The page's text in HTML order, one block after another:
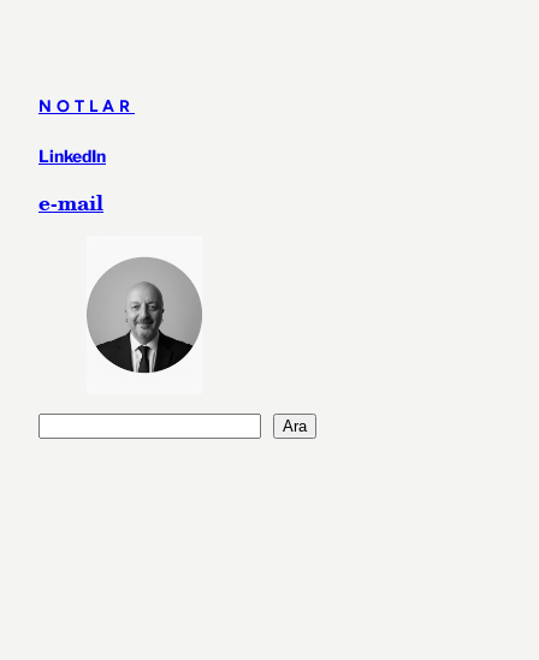
NOTLAR
LinkedIn
e-mail
Ara